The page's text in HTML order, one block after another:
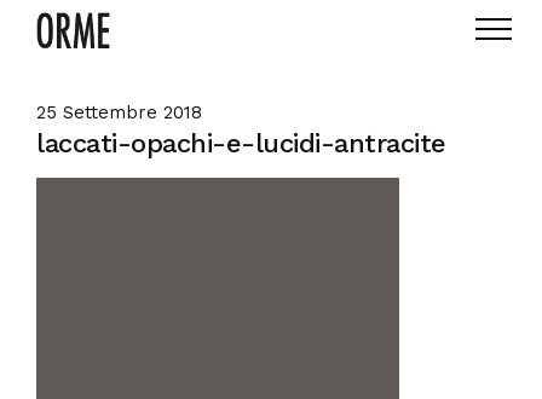
25 Settembre 2018
laccati-opachi-e-lucidi-antracite